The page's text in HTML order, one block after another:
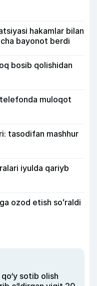
hakamlar bilan
bayonot berdi
bosib qolishidan
muloqot
tasodifan mashhur
iyulda qariyb
ozod etish soʻraldi
sotib olish